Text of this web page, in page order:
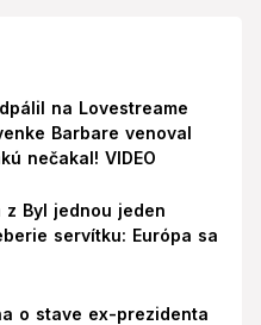
na Lovestreame
Barbare venoval
nečakal! VIDEO
z Byl jednou jeden
servítku: Európa sa
o stave ex-prezidenta